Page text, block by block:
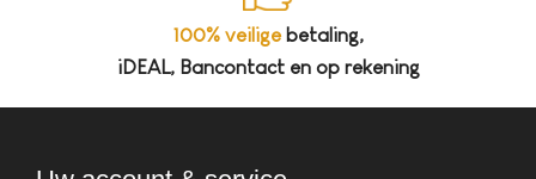
100% veiligebetaling,
iDEAL, Bancontact en op rekening